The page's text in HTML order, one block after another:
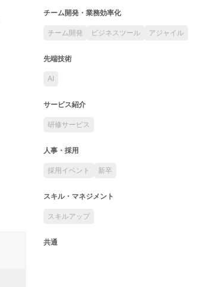
チーム開発・業務効率化
チーム開発 ビジネスツール アジャイル
先端技術
AI
サービス紹介
研修サービス
人事・採用
採用イベント 新卒
スキル・マネジメント
スキルアップ
共通